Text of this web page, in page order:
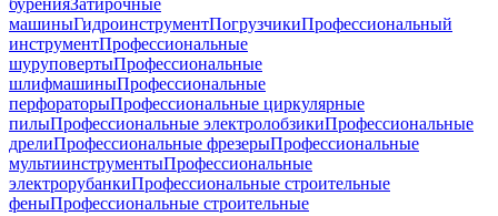
буренияЗатирочные
машиныГидроинструментПогрузчикиПрофессиональный
инструментПрофессиональные
шуруповертыПрофессиональные
шлифмашиныПрофессиональные
перфораторыПрофессиональные циркулярные
пилыПрофессиональные электролобзикиПрофессиональные
дрелиПрофессиональные фрезерыПрофессиональные
мультиинструментыПрофессиональные
электрорубанкиПрофессиональные строительные
феныПрофессиональные строительные